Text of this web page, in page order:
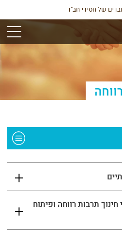
של חסידי חב"ד
תפריט
רווחה
תרבות רווחה ופיתוח